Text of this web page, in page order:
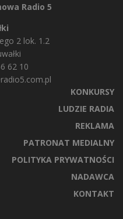
Radio 5
2 lok. 1.2
62 10
KONKURSY
LUDZIE RADIA
REKLAMA
PATRONAT MEDIALNY
POLITYKA PRYWATNOŚCI
NADAWCA
KONTAKT